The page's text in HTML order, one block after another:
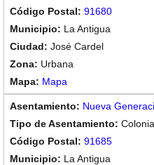
91680
La Antigua
José Cardel
Urbana
Mapa
Nueva
Colonia
91685
La Antigua